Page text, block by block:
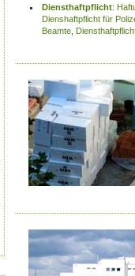
Diensthaftpflicht:
Dienshaftpflicht für
Beamte